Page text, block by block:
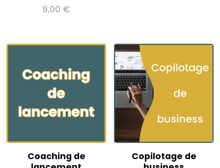
9,00 €
Coaching de
Copilotage de